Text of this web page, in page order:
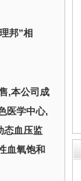
邦”相
,本公司成
医学中心,
态血压监
血氧饱和